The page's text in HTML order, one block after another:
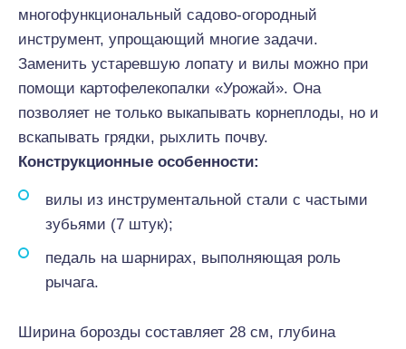
многофункциональный садово-огородный
инструмент, упрощающий многие задачи.
Заменить устаревшую лопату и вилы можно при
помощи картофелекопалки «Урожай». Она
позволяет не только выкапывать корнеплоды, но и
вскапывать грядки, рыхлить почву.
Конструкционные особенности:
вилы из инструментальной стали с частыми
зубьями (7 штук);
педаль на шарнирах, выполняющая роль
рычага.
Ширина борозды составляет 28 см, глубина